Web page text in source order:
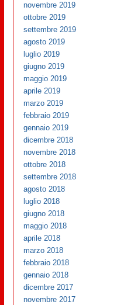
novembre 2019
ottobre 2019
settembre 2019
agosto 2019
luglio 2019
giugno 2019
maggio 2019
aprile 2019
marzo 2019
febbraio 2019
gennaio 2019
dicembre 2018
novembre 2018
ottobre 2018
settembre 2018
agosto 2018
luglio 2018
giugno 2018
maggio 2018
aprile 2018
marzo 2018
febbraio 2018
gennaio 2018
dicembre 2017
novembre 2017